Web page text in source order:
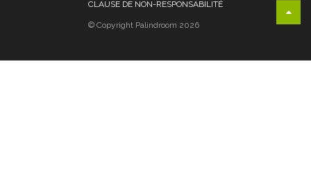
CLAUSE DE NON-RESPONSABILITÉ
© Copyright Palindroom 2026